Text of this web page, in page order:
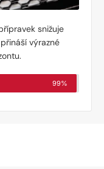
snižuje
výrazné
99%